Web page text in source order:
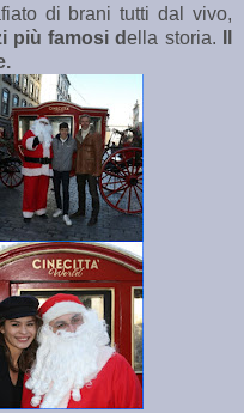
di brani tutti dal vivo,
più famosi della storia.